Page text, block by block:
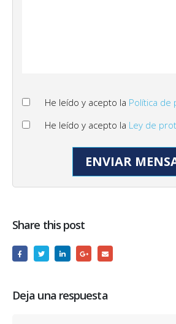
He leído y acepto la Política de
He leído y acepto la Ley de
Share this post
Deja una respuesta